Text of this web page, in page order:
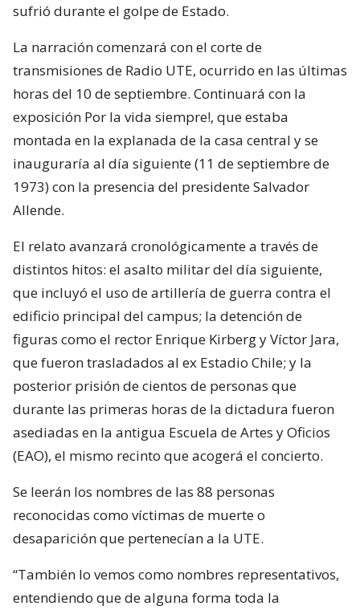
sufrió durante el golpe de Estado.
La narración comenzará con el corte de
transmisiones de Radio UTE, ocurrido en las últimas
horas del 10 de septiembre. Continuará con la
exposición Por la vida siempre!, que estaba
montada en la explanada de la casa central y se
inauguraría al día siguiente (11 de septiembre de
1973) con la presencia del presidente Salvador
Allende.
El relato avanzará cronológicamente a través de
distintos hitos: el asalto militar del día siguiente,
que incluyó el uso de artillería de guerra contra el
edificio principal del campus; la detención de
figuras como el rector Enrique Kirberg y Víctor Jara,
que fueron trasladados al ex Estadio Chile; y la
posterior prisión de cientos de personas que
durante las primeras horas de la dictadura fueron
asediadas en la antigua Escuela de Artes y Oficios
(EAO), el mismo recinto que acogerá el concierto.
Se leerán los nombres de las 88 personas
reconocidas como víctimas de muerte o
desaparición que pertenecían a la UTE.
“También lo vemos como nombres representativos,
entendiendo que de alguna forma toda la